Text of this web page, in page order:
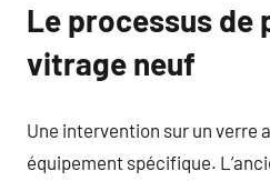
Le processus de
vitrage neuf
Une intervention sur un verre
équipement spécifique.